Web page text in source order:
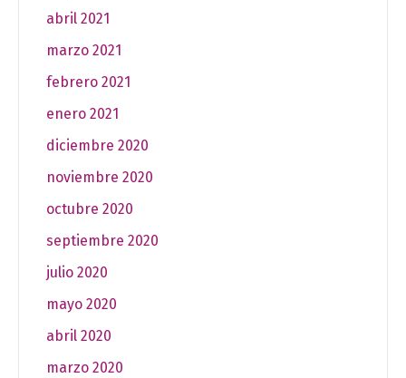
abril 2021
marzo 2021
febrero 2021
enero 2021
diciembre 2020
noviembre 2020
octubre 2020
septiembre 2020
julio 2020
mayo 2020
abril 2020
marzo 2020